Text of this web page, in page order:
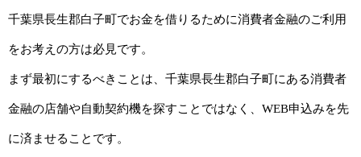
千葉県長生郡白子町でお金を借りるために消費者金融のご利用
をお考えの方は必見です。
まず最初にするべきことは、千葉県長生郡白子町にある消費者
金融の店舗や自動契約機を探すことではなく、WEB申込みを先
に済ませることです。